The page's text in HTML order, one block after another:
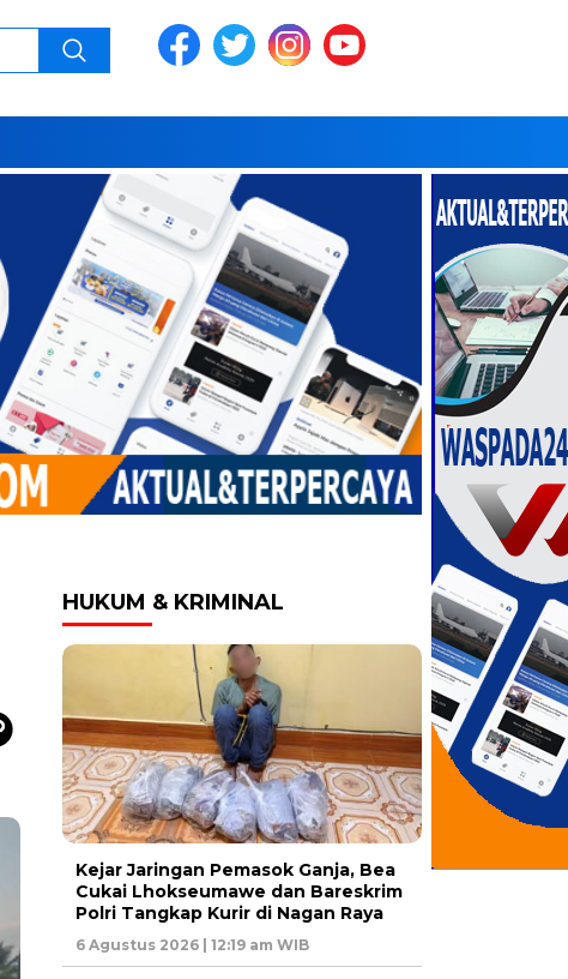
HUKUM & KRIMINAL
Kejar Jaringan Pemasok Ganja, Bea
Cukai Lhokseumawe dan Bareskrim
Polri Tangkap Kurir di Nagan Raya
6 Agustus 2026 | 12:19 am WIB